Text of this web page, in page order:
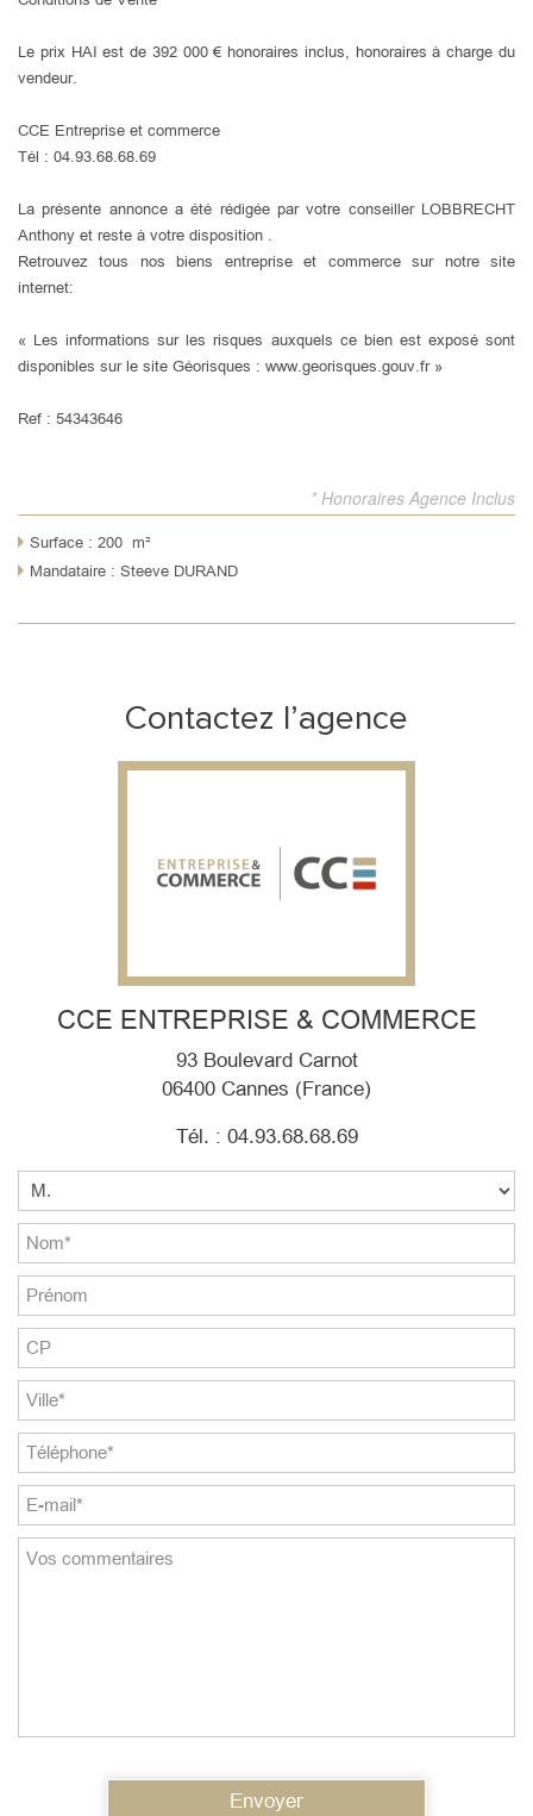
Le prix HAI est de 392 000 € honoraires inclus, honoraires à charge du
vendeur.
CCE Entreprise et commerce
Tél : 04.93.68.68.69
La présente annonce a été rédigée par votre conseiller LOBBRECHT
Anthony et reste à votre disposition .
Retrouvez tous nos biens entreprise et commerce sur notre site
internet:
« Les informations sur les risques auxquels ce bien est exposé sont
disponibles sur le site Géorisques : www.georisques.gouv.fr »
Ref : 54343646
* Honoraires Agence Inclus
Surface : 200 m²
Mandataire : Steeve DURAND
Contactez l’agence
CCE ENTREPRISE & COMMERCE
93 Boulevard Carnot
06400 Cannes (France)
Tél. : 04.93.68.68.69
Envoyer